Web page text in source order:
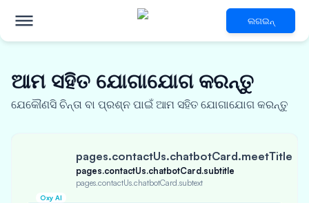
ଲଗଇନ୍
ଆମ ସହିତ ଯୋଗାଯୋଗ କରନ୍ତୁ
ଯେକୌଣସି ଚିନ୍ତା ବା ପ୍ରଶ୍ନ ପାଇଁ ଆମ ସହିତ ଯୋଗାଯୋଗ କରନ୍ତୁ
Oxy AI
pages.contactUs.chatbotCard.meetTitle
pages.contactUs.chatbotCard.subtitle
pages.contactUs.chatbotCard.subtext